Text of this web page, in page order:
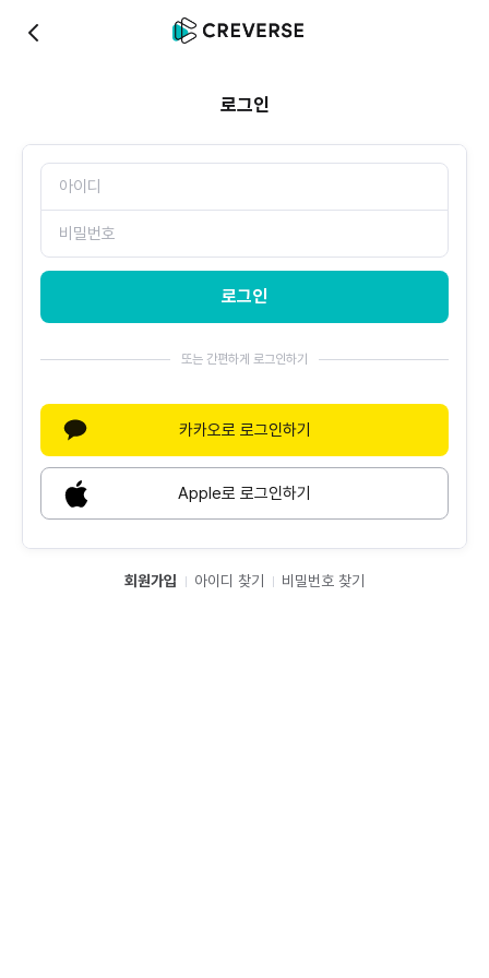
로그인
로그인
또는 간편하게 로그인하기
카카오로 로그인하기
Apple로 로그인하기
회원가입 아이디 찾기 비밀번호 찾기